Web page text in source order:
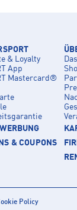
& Loyalty
App
Mastercard®
& COUPONS
Policy